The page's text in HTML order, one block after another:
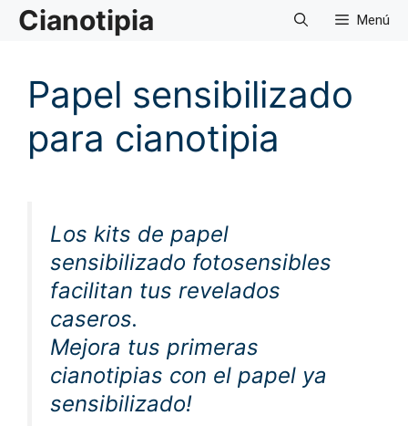
Saltar
Cianotipia Menú
Papel sensibilizado
para cianotipia
Los kits de papel
sensibilizado fotosensibles
facilitan tus revelados
caseros.
Mejora tus primeras
cianotipias con el papel ya
sensibilizado!